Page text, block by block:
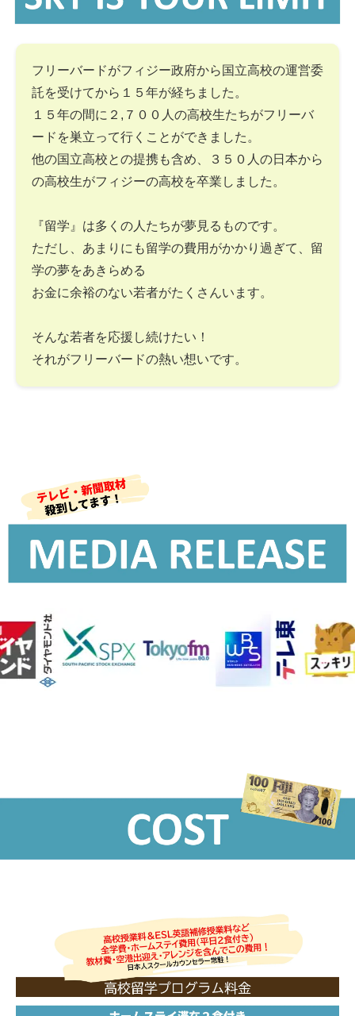
フリーバードがフィジー政府から国立高校の運営委
託を受けてから１５年が経ちました。
１５年の間に２,７００人の高校生たちがフリーバ
ードを巣立って行くことができました。
他の国立高校との提携も含め、３５０人の日本から
の高校生がフィジーの高校を卒業しました。
『留学』は多くの人たちが夢見るものです。
ただし、あまりにも留学の費用がかかり過ぎて、留
学の夢をあきらめる
お金に余裕のない若者がたくさんいます。
そんな若者を応援し続けたい！
それがフリーバードの熱い想いです。